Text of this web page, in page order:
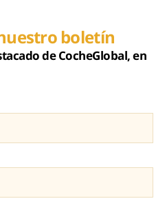
boletín
de CocheGlobal, en